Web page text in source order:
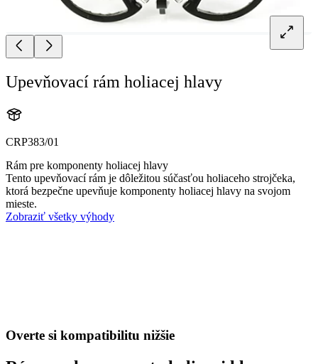
Upevňovací rám holiacej hlavy
CRP383/01
Rám pre komponenty holiacej hlavy
Tento upevňovací rám je dôležitou súčasťou holiaceho strojčeka,
ktorá bezpečne upevňuje komponenty holiacej hlavy na svojom
mieste.
Zobraziť všetky výhody
Overte si kompatibilitu nižšie